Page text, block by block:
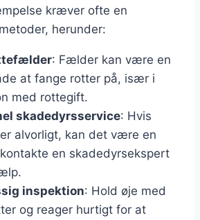
kræver ofte en
herunder:
: Fælder kan være en
at fange rotter på, især i
med rottegift.
skadedyrsservice: Hvis
alvorligt, kan det være en
en skadedyrsekspert
inspektion: Hold øje med
og reager hurtigt for at